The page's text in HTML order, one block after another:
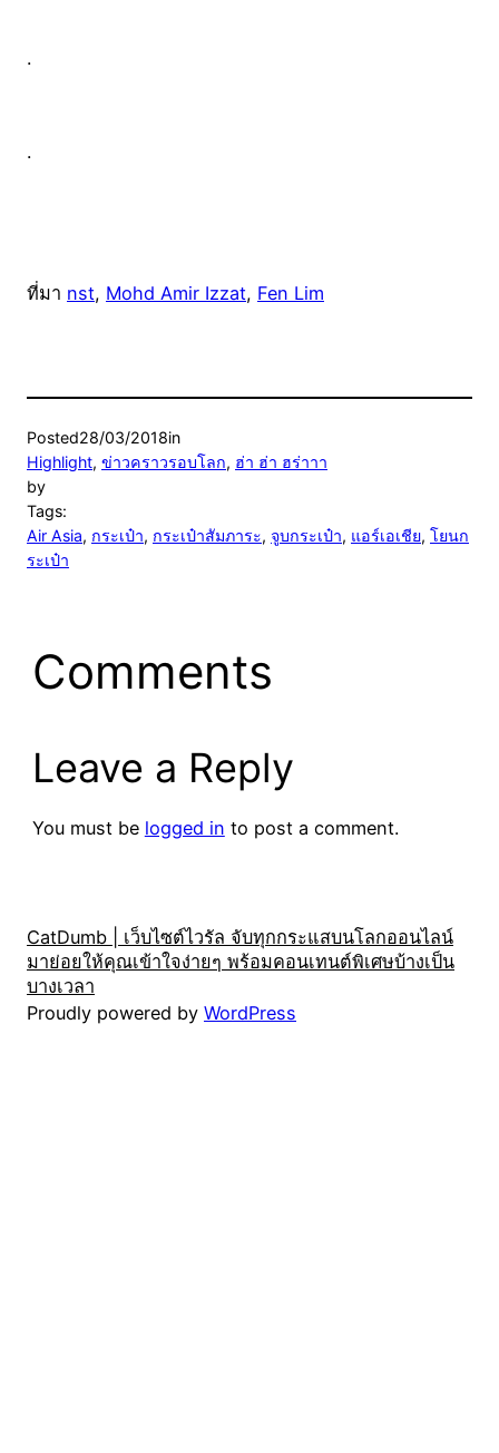
.
.
ที่มา nst, Mohd Amir Izzat, Fen Lim
Posted28/03/2018in
Highlight, ข่าวคราวรอบโลก, ฮ่า ฮ่า ฮร่าาา
by
Tags:
Air Asia, กระเป๋า, กระเป๋าสัมภาระ, จูบกระเป๋า, แอร์เอเชีย, โยนก
ระเป๋า
Comments
Leave a Reply
You must be logged in to post a comment.
CatDumb | เว็บไซต์ไวรัล จับทุกกระแสบนโลกออนไลน์
มาย่อยให้คุณเข้าใจง่ายๆ พร้อมคอนเทนต์พิเศษบ้างเป็น
บางเวลา
Proudly powered by WordPress